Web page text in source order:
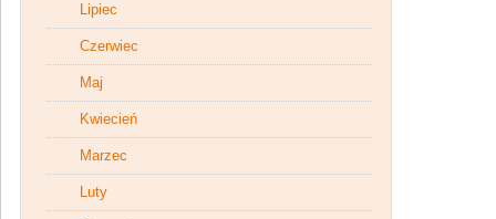
Lipiec
Czerwiec
Maj
Kwiecień
Marzec
Luty